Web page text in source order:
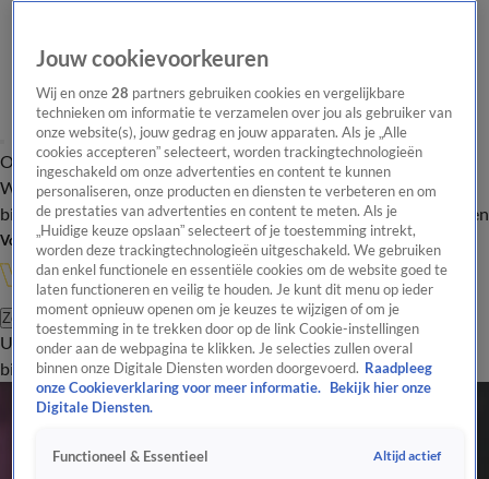
Overzicht Onze programma's Uitzendingen Onze gezichten
In de
WandelgangenInterviewsUitzending
bijwonenPodcastShopVeelgestelde vragenKijkersvraag insturen
Volg Vandaag Inside
Zoeken
UitzendingenVandaag InsideDe OranjezomerShopUitzending
bijwonen
Jouw cookievoorkeuren
Wij en onze28 partners gebruiken cookies en vergelijkbare
technieken om informatie te verzamelen over jou als gebruiker van
onze website(s), jouw gedrag en jouw apparaten. Als je „Alle
cookies accepteren” selecteert, worden trackingtechnologieën
ingeschakeld om onze advertenties en content te kunnen
personaliseren, onze producten en diensten te verbeteren en om
de prestaties van advertenties en content te meten. Als je
„Huidige keuze opslaan” selecteert of je toestemming intrekt,
worden deze trackingtechnologieën uitgeschakeld. We gebruiken
dan enkel functionele en essentiële cookies om de website goed te
laten functioneren en veilig te houden. Je kunt dit menu op ieder
moment opnieuw openen om je keuzes te wijzigen of om je
toestemming in te trekken door op de link Cookie-instellingen
onder aan de webpagina te klikken. Je selecties zullen overal
binnen onze Digitale Diensten worden doorgevoerd. Raadpleeg
onze Cookieverklaring voor meer informatie.
Bekijk hier onze
Digitale Diensten.
Functioneel & Essentieel Altijd actief